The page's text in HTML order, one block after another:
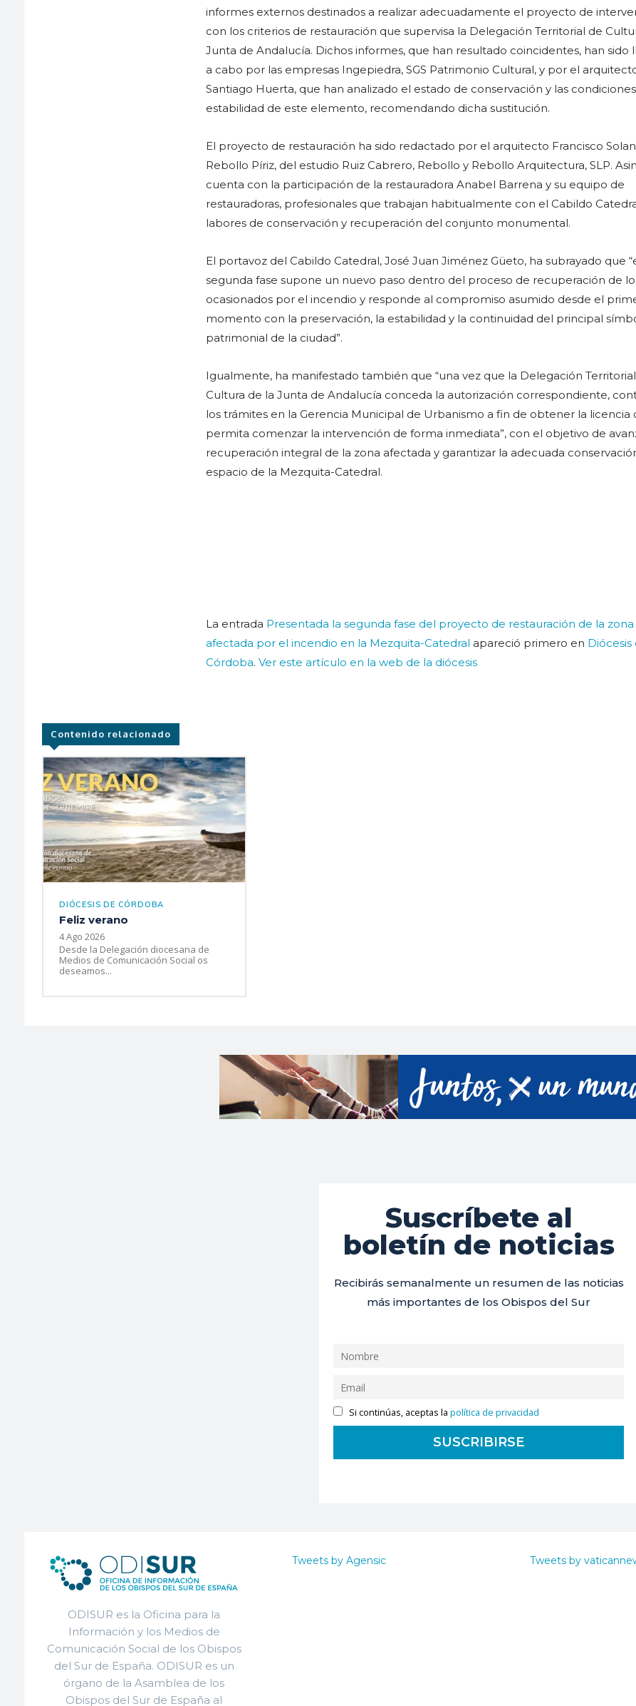
informes externos destinados a realizar adecuadamente el proyecto de
con los criterios de restauración que supervisa la Delegación Territorial de
Junta de Andalucía. Dichos informes, que han resultado coincidentes, han sido
a cabo por las empresas Ingepiedra, SGS Patrimonio Cultural, y por el
Santiago Huerta, que han analizado el estado de conservación y las
estabilidad de este elemento, recomendando dicha sustitución.
El proyecto de restauración ha sido redactado por el arquitecto Francisco
Rebollo Píriz, del estudio Ruiz Cabrero, Rebollo y Rebollo Arquitectura, SLP.
cuenta con la participación de la restauradora Anabel Barrena y su equipo de
restauradoras, profesionales que trabajan habitualmente con el Cabildo
labores de conservación y recuperación del conjunto monumental.
El portavoz del Cabildo Catedral, José Juan Jiménez Güeto, ha subrayado que
segunda fase supone un nuevo paso dentro del proceso de recuperación de
ocasionados por el incendio y responde al compromiso asumido desde el
momento con la preservación, la estabilidad y la continuidad del principal
patrimonial de la ciudad”.
Igualmente, ha manifestado también que “una vez que la Delegación
Cultura de la Junta de Andalucía conceda la autorización correspondiente,
los trámites en la Gerencia Municipal de Urbanismo a fin de obtener la licencia
permita comenzar la intervención de forma inmediata”, con el objetivo de
recuperación integral de la zona afectada y garantizar la adecuada
espacio de la Mezquita-Catedral.
La entrada Presentada la segunda fase del proyecto de restauración de la zona
afectada por el incendio en la Mezquita-Catedral apareció primero en Diócesis
Córdoba. Ver este artículo en la web de la diócesis
Contenido relacionado
DIÓCESIS DE CÓRDOBA
Feliz verano
4 Ago 2026
Desde la Delegación diocesana de
Medios de Comunicación Social os
deseamos...
Suscríbete al
boletín de noticias
Recibirás semanalmente un resumen de las noticias
más importantes de los Obispos del Sur
Si continúas, aceptas lapolítica de privacidad
ODISUR es la Oficina para la
Información y los Medios de
Comunicación Social de los Obispos
del Sur de España. ODISUR es un
órgano de la Asamblea de los
Obispos del Sur de España al
Tweets by Agensic Tweets by